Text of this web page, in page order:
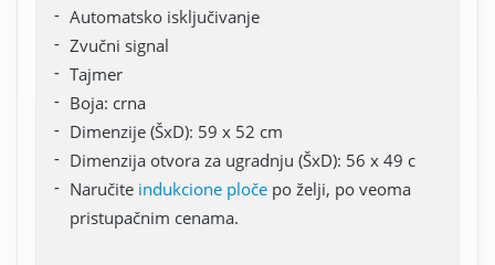
Automatsko isključivanje
Zvučni signal
Tajmer
Boja: crna
Dimenzije (ŠxD): 59 x 52 cm
Dimenzija otvora za ugradnju (ŠxD): 56 x 49 c
Naručite indukcione ploče po želji, po veoma
pristupačnim cenama.